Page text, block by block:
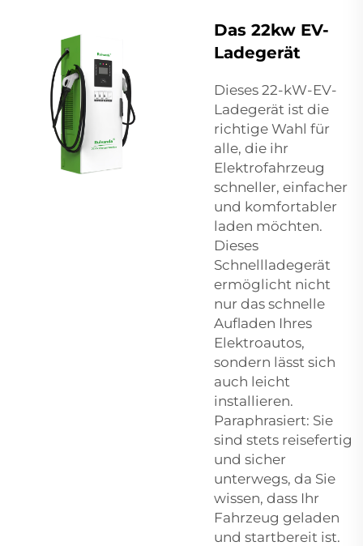
Das 22kw EV-
Ladegerät
Dieses 22-kW-EV-
Ladegerät ist die
richtige Wahl für
alle, die ihr
Elektrofahrzeug
schneller, einfacher
und komfortabler
laden möchten.
Dieses
Schnellladegerät
ermöglicht nicht
nur das schnelle
Aufladen Ihres
Elektroautos,
sondern lässt sich
auch leicht
installieren.
Paraphrasiert: Sie
sind stets reisefertig
und sicher
unterwegs, da Sie
wissen, dass Ihr
Fahrzeug geladen
und startbereit ist.